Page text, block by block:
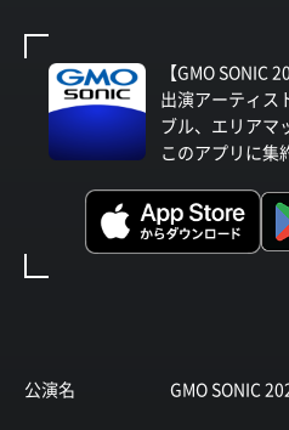
公演名 GMO SONIC
【GMO SONIC
出演アーティス
ブル、エリアマ
このアプリに集